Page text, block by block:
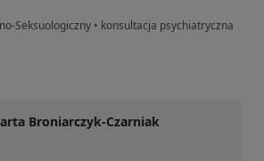
Seksuologiczny • konsultacja psychiatryczna
Broniarczyk-Czarniak